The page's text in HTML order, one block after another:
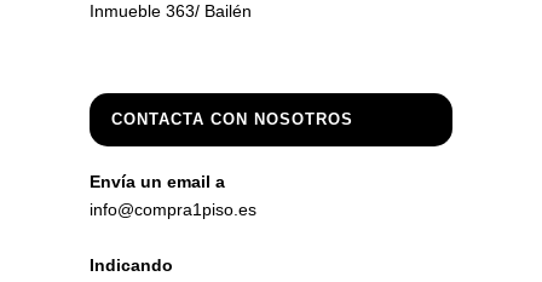
Inmueble 363/ Bailén
CONTACTA CON NOSOTROS
Envía un email a
info@compra1piso.es
Indicando